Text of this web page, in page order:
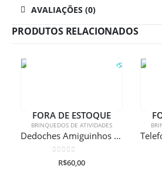
AVALIAÇÕES (0)
PRODUTOS RELACIONADOS
FORA DE ESTOQUE
BRINQUEDOS DE ATIVIDADES
Dedoches Amiguinhos Da Fazenda – Buba
de 5
R$60,00